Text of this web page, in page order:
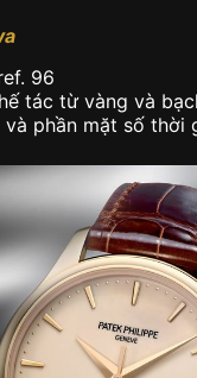
96
tác từ vàng và
phần mặt số thời